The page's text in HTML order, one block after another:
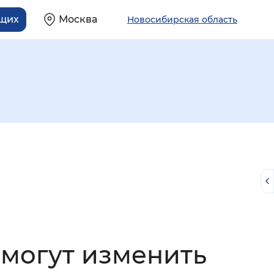
Москва Новосибирская область
изменить